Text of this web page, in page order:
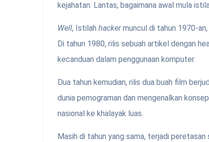
kejahatan. Lantas, bagaimana awal mula
Well, Istilah hackermuncul di tahun 1970-
Di tahun 1980, rilis sebuah artikel dengan
kecanduan dalam penggunaan komputer.
Dua tahun kemudian, rilis dua buah film
dunia pemograman dan mengenalkan konsep
nasional ke khalayak luas.
Masih di tahun yang sama, terjadi